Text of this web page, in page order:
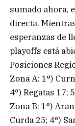
sumado ahora,
directa.
esperanzas de
playoffs está
Posiciones
Zona A: 1°)
4°) Regatas 17;
Zona B: 1°)
Curda 25; 4°)